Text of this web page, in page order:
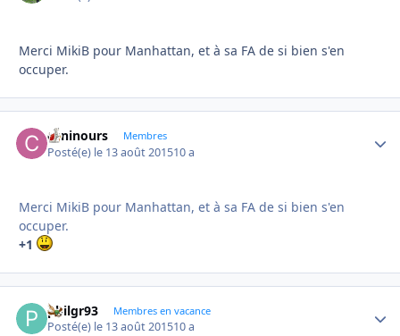
Merci MikiB pour Manhattan, et à sa FA de si bien s'en
occuper.
caninours Membres
Posté(e) le 13 août 201510 a
Merci MikiB pour Manhattan, et à sa FA de si bien s'en
occuper.
+1
philgr93 Membres en vacance
Posté(e) le 13 août 201510 a